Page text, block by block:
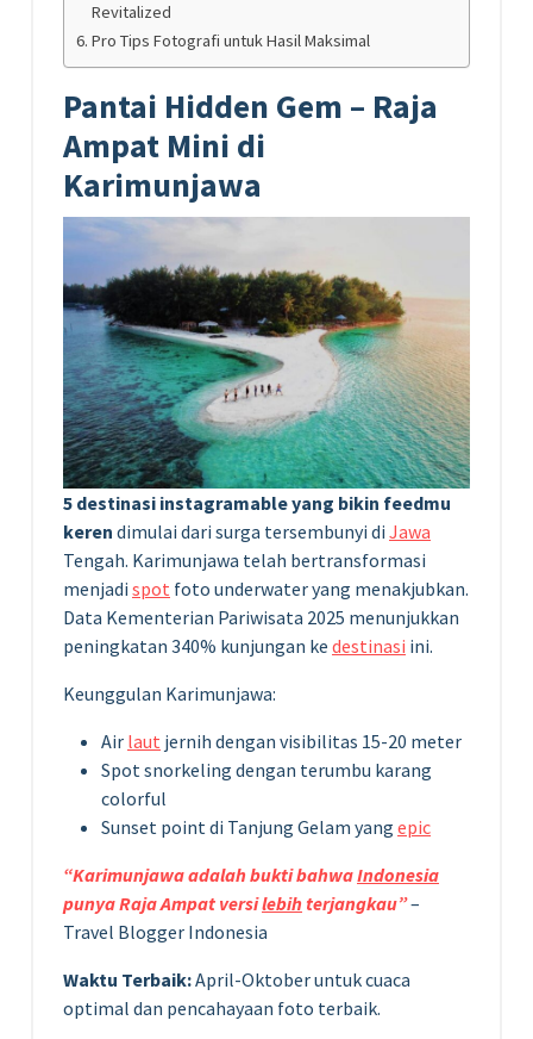
Revitalized
Pro Tips Fotografi untuk Hasil Maksimal
Pantai Hidden Gem – Raja
Ampat Mini di
Karimunjawa
5 destinasi instagramable yang bikin feedmu
keren dimulai dari surga tersembunyi di Jawa
Tengah. Karimunjawa telah bertransformasi
menjadi spot foto underwater yang menakjubkan.
Data Kementerian Pariwisata 2025 menunjukkan
peningkatan 340% kunjungan ke destinasi ini.
Keunggulan Karimunjawa:
Air laut jernih dengan visibilitas 15-20 meter
Spot snorkeling dengan terumbu karang
colorful
Sunset point di Tanjung Gelam yang epic
“Karimunjawa adalah bukti bahwaIndonesia
punya Raja Ampat versilebih terjangkau”–
Travel Blogger Indonesia
Waktu Terbaik:April-Oktober untuk cuaca
optimal dan pencahayaan foto terbaik.